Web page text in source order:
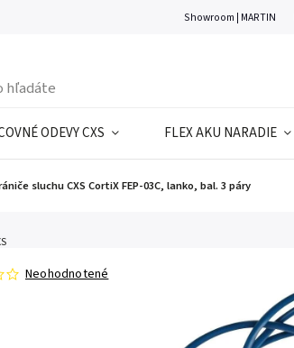
Showroom | MARTIN
ODEVY CXS FLEX AKU NARADIE
sluchu CXS CortiX FEP-03C, lanko, bal. 3 páry
Neohodnotené